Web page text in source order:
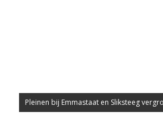
Pleinen bij Emmastaat en Sliksteeg